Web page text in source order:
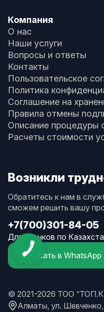
Компания
О нас
Наши услуги
Вопросы и ответы
Контакты
Пользовательское
Политика
Соглашение на
Правила отмены
Описание процедуры
Расчеты стоимости
Возникли
Обратитесь к нам в
сможем решить вашу
+7(700)301-84-05
Для звонков по
Написать в WhatsApp
© 2021-2026 ТОО
Алматы, ул.